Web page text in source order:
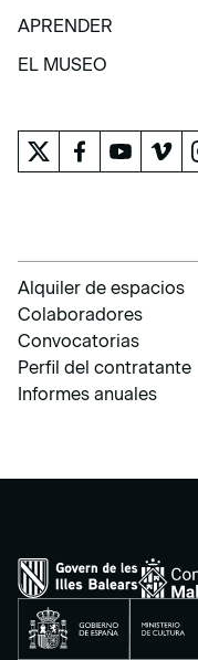
COLECCIÓN
APRENDER
APRENDER
EL MUSEO
Alquiler de espacios
Colaboradores
Convocatorias
Perfil del contratante
Informes anuales